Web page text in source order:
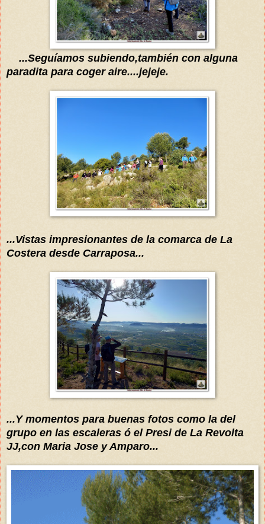
...Seguíamos subiendo,también con alguna
paradita para coger aire....jejeje.
...Vistas impresionantes de la comarca de La
Costera desde Carraposa...
...Y momentos para buenas fotos como la del
grupo en las escaleras ó el Presi de La Revolta
JJ,con Maria Jose y Amparo...